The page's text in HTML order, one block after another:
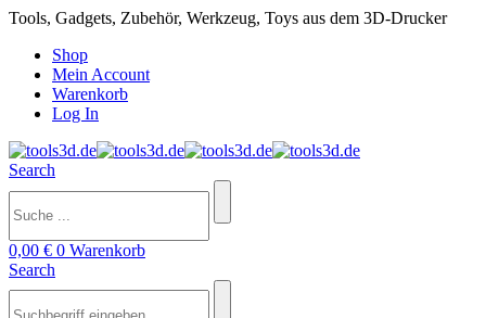
Tools, Gadgets, Zubehör, Werkzeug, Toys aus dem 3D-Drucker
Shop
Mein Account
Warenkorb
Log In
Search
0,00 € 0 Warenkorb
Search